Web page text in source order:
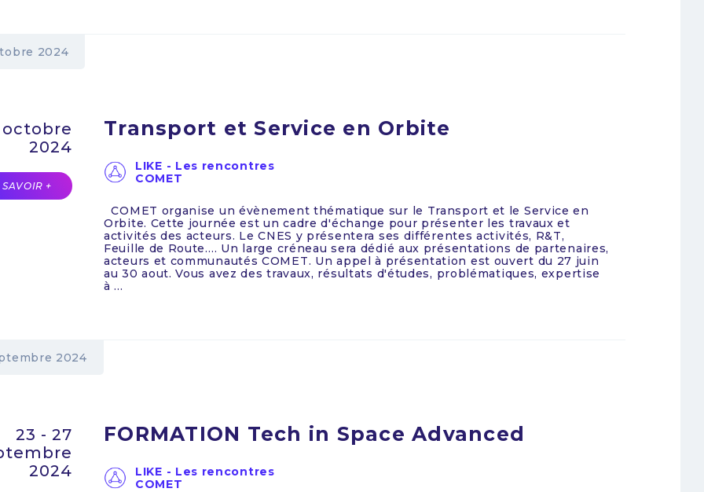
2024
octobre
2024
SAVOIR +
Transport et Service en Orbite
LIKE - Les rencontres
COMET
COMET organise un évènement thématique sur le Transport et le Service en
Orbite. Cette journée est un cadre d'échange pour présenter les travaux et
activités des acteurs. Le CNES y présentera ses différentes activités, R&T,
Feuille de Route…. Un large créneau sera dédié aux présentations de partenaires,
acteurs et communautés COMET. Un appel à présentation est ouvert du 27 juin
au 30 aout. Vous avez des travaux, résultats d'études, problématiques, expertise
à ...
2024
23 - 27
2024
FORMATION Tech in Space Advanced
LIKE - Les rencontres
COMET